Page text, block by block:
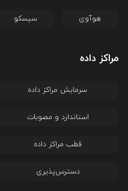
هوآوی سیسکو
مراکز داده
سرمایش مراکز داده
استاندارد و مصوبات
قطب مراکز داده
دسترس‌پذیری